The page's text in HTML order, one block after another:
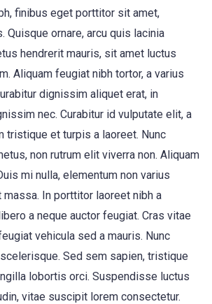
finibus eget porttitor sit amet,
Quisque ornare, arcu quis lacinia
hendrerit mauris, sit amet luctus
Aliquam feugiat nibh tortor, a varius
dignissim aliquet erat, in
nec. Curabitur id vulputate elit, a
tristique et turpis a laoreet. Nunc
non rutrum elit viverra non. Aliquam
mi nulla, elementum non varius
massa. In porttitor laoreet nibh a
a neque auctor feugiat. Cras vitae
vehicula sed a mauris. Nunc
Sed sem sapien, tristique
lobortis orci. Suspendisse luctus
vitae suscipit lorem consectetur.